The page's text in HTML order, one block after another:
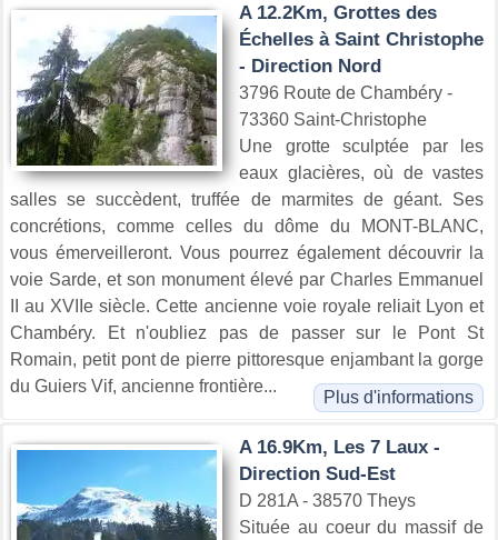
A 12.2Km, Grottes des
Échelles à Saint Christophe
- Direction Nord
3796 Route de Chambéry -
73360 Saint-Christophe
Une grotte sculptée par les
eaux glacières, où de vastes
salles se succèdent, truffée de marmites de géant. Ses
concrétions, comme celles du dôme du MONT-BLANC,
vous émerveilleront. Vous pourrez également découvrir la
voie Sarde, et son monument élevé par Charles Emmanuel
II au XVIIe siècle. Cette ancienne voie royale reliait Lyon et
Chambéry. Et n'oubliez pas de passer sur le Pont St
Romain, petit pont de pierre pittoresque enjambant la gorge
du Guiers Vif, ancienne frontière...
Plus d'informations
A 16.9Km, Les 7 Laux -
Direction Sud-Est
D 281A - 38570 Theys
Située au coeur du massif de